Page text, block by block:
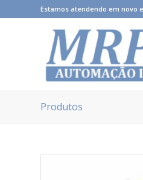
Estamos atendendo em novo
Produtos